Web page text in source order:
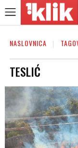
NASLOVNICA
TESLIĆ